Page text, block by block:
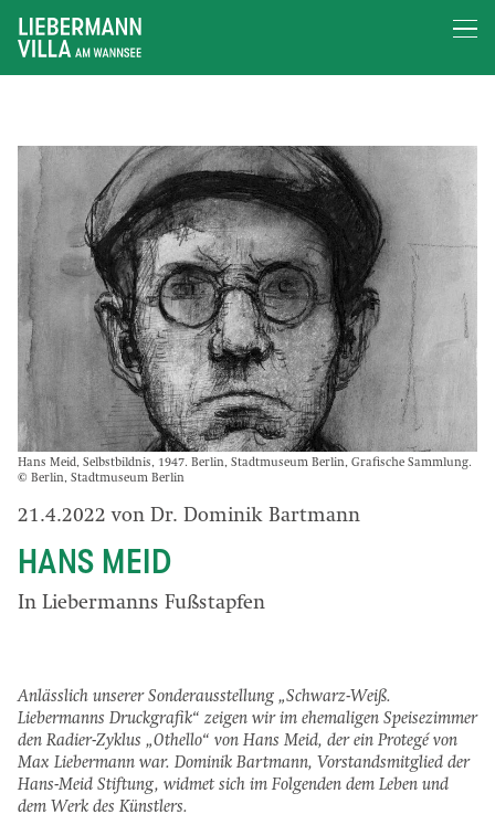
Hans Meid, Selbstbildnis, 1947. Berlin, Stadtmuseum Berlin, Grafische Sammlung.
© Berlin, Stadtmuseum Berlin
HANS MEID
21.4.2022 von Dr. Dominik Bartmann
In Liebermanns Fußstapfen
Anlässlich unserer Sonderausstellung „Schwarz-Weiß.
Liebermanns Druckgrafik“ zeigen wir im ehemaligen Speisezimmer
den Radier-Zyklus „Othello“ von Hans Meid, der ein Protegé von
Max Liebermann war. Dominik Bartmann, Vorstandsmitglied der
Hans-Meid Stiftung, widmet sich im Folgenden dem Leben und
dem Werk des Künstlers.